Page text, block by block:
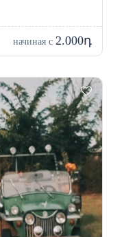
начиная с 2.000դ